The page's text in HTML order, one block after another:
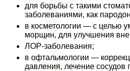
для борьбы с такими
заболеваниями, как
в косметологии — с целью
морщин, для улучшения
ЛОР-заболевания;
в офтальмологии —
давления, лечение сосудов